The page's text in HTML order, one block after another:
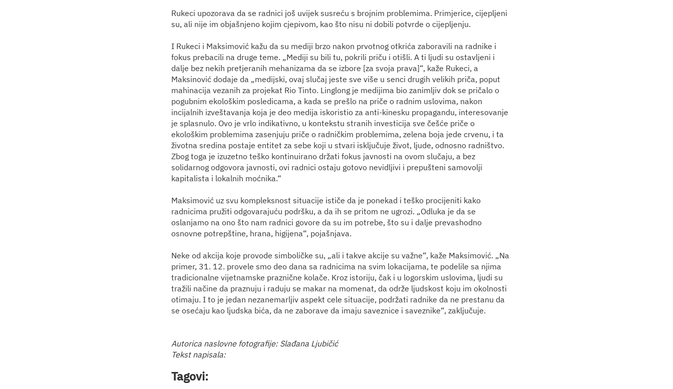
Rukeci upozorava da se radnici još uvijek susreću s brojnim problemima. Primjerice, cijepljeni
su, ali nije im objašnjeno kojim cjepivom, kao što nisu ni dobili potvrde o cijepljenju.
I Rukeci i Maksimović kažu da su mediji brzo nakon prvotnog otkrića zaboravili na radnike i
fokus prebacili na druge teme. „Mediji su bili tu, pokrili priču i otišli. A ti ljudi su ostavljeni i
dalje bez nekih pretjeranih mehanizama da se izbore [za svoja prava]“, kaže Rukeci, a
Maksinović dodaje da „medijski, ovaj slučaj jeste sve više u senci drugih velikih priča, poput
mahinacija vezanih za projekat Rio Tinto. Linglong je medijima bio zanimljiv dok se pričalo o
pogubnim ekološkim posledicama, a kada se prešlo na priče o radnim uslovima, nakon
incijalnih izveštavanja koja je deo medija iskoristio za anti-kinesku propagandu, interesovanje
je splasnulo. Ovo je vrlo indikativno, u kontekstu stranih investicija sve češće priče o
ekološkim problemima zasenjuju priče o radničkim problemima, zelena boja jede crvenu, i ta
životna sredina postaje entitet za sebe koji u stvari isključuje život, ljude, odnosno radništvo.
Zbog toga je izuzetno teško kontinuirano držati fokus javnosti na ovom slučaju, a bez
solidarnog odgovora javnosti, ovi radnici ostaju gotovo nevidljivi i prepušteni samovolji
kapitalista i lokalnih moćnika.“
Maksimović uz svu kompleksnost situacije ističe da je ponekad i teško procijeniti kako
radnicima pružiti odgovarajuću podršku, a da ih se pritom ne ugrozi. „Odluka je da se
oslanjamo na ono što nam radnici govore da su im potrebe, što su i dalje prevashodno
osnovne potrepštine, hrana, higijena“, pojašnjava.
Neke od akcija koje provode simboličke su, „ali i takve akcije su važne“, kaže Maksimović. „Na
primer, 31. 12. provele smo deo dana sa radnicima na svim lokacijama, te podelile sa njima
tradicionalne vijetnamske praznične kolače. Kroz istoriju, čak i u logorskim uslovima, ljudi su
tražili načine da praznuju i raduju se makar na momenat, da održe ljudskost koju im okolnosti
otimaju. I to je jedan nezanemarljiv aspekt cele situacije, podržati radnike da ne prestanu da
se osećaju kao ljudska bića, da ne zaborave da imaju saveznice i saveznike“, zaključuje.
Autorica naslovne fotografije: Slađana Ljubičić
Tekst napisala:
Tagovi: